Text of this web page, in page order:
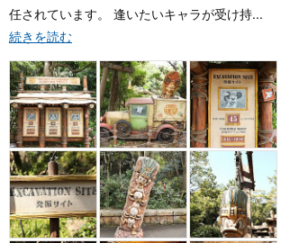
任されています。 逢いたいキャラが受け持...
続きを読む